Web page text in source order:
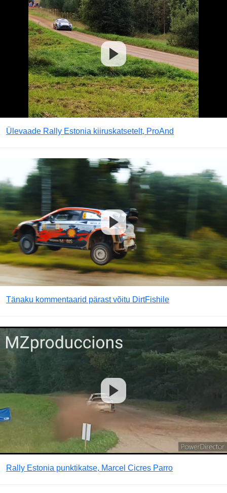
Ülevaade Rally Estonia kiiruskatsetelt, ProAnd
Tänaku kommentaarid pärast võitu DirtFishile
Rally Estonia punktikatse, Marcel Cicres Parro